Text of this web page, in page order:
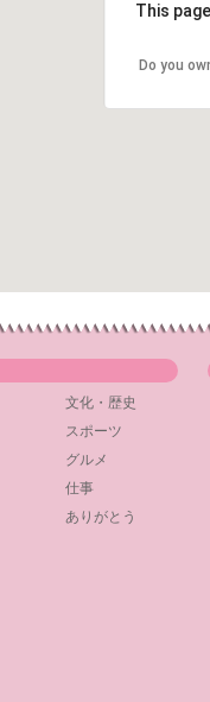
This
Do you
文化・歴史
スポーツ
グルメ
仕事
ありがとう